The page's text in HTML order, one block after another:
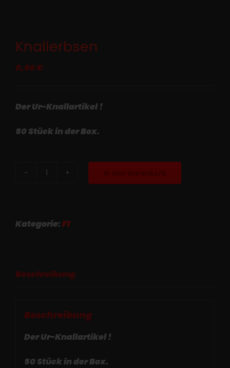
Knallerbsen
0,90€
Der Ur-Knallartikel !
50 Stück in der Box.
Knallerbsen
In den Warenkorb
Kategorie:F1
Beschreibung
Beschreibung
Der Ur-Knallartikel !
50 Stück in der Box.